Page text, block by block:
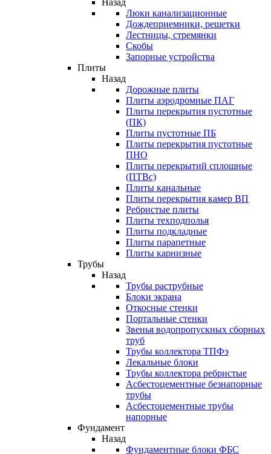
Назад
Люки канализационные
Дождеприемники, решетки
Лестницы, стремянки
Скобы
Запорные устройства
Плиты
Назад
Дорожные плиты
Плиты аэродромные ПАГ
Плиты перекрытия пустотные
(ПК)
Плиты пустотные ПБ
Плиты перекрытия пустотные
ПНО
Плиты перекрытий сплошные
(ПТВс)
Плиты канальные
Плиты перекрытия камер ВП
Ребристые плиты
Плиты техподполья
Плиты подкладные
Плиты парапетные
Плиты карнизные
Трубы
Назад
Трубы раструбные
Блоки экрана
Откосные стенки
Портальные стенки
Звенья водопропускных сборных
труб
Трубы коллектора ТПФэ
Лекальные блоки
Трубы коллектора ребристые
Асбестоцементные безнапорные
трубы
Асбестоцементные трубы
напорные
Фундамент
Назад
Фундаментные блоки ФБС